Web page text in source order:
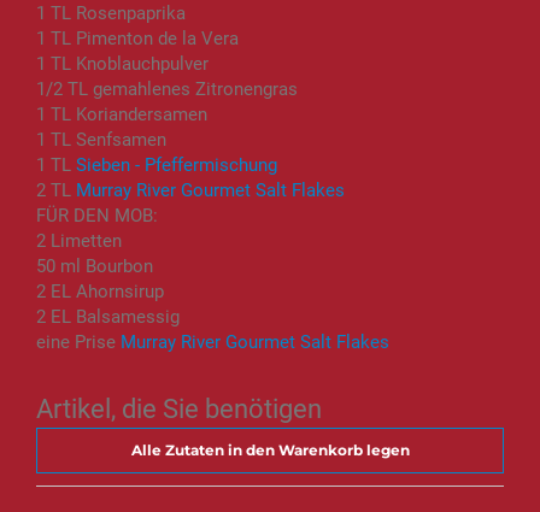
1 TL Rosenpaprika
1 TL Pimenton de la Vera
1 TL Knoblauchpulver
1/2 TL gemahlenes Zitronengras
1 TL Koriandersamen
1 TL Senfsamen
1 TL Sieben - Pfeffermischung
2 TL Murray River Gourmet Salt Flakes
FÜR DEN MOB:
2 Limetten
50 ml Bourbon
2 EL Ahornsirup
2 EL Balsamessig
eine Prise Murray River Gourmet Salt Flakes
Artikel, die Sie benötigen
Alle Zutaten in den Warenkorb legen